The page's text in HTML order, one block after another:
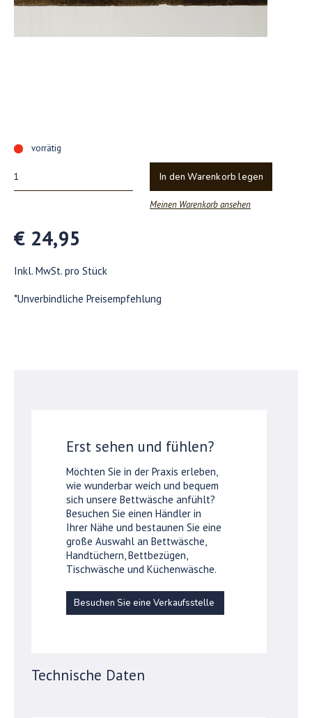
vorrätig
In den Warenkorb legen
Meinen Warenkorb ansehen
€ 24,95
Inkl. MwSt. pro Stück
*Unverbindliche Preisempfehlung
Erst sehen und fühlen?
Möchten Sie in der Praxis erleben,
wie wunderbar weich und bequem
sich unsere Bettwäsche anfühlt?
Besuchen Sie einen Händler in
Ihrer Nähe und bestaunen Sie eine
große Auswahl an Bettwäsche,
Handtüchern, Bettbezügen,
Tischwäsche und Küchenwäsche.
Besuchen Sie eine Verkaufsstelle
Technische Daten